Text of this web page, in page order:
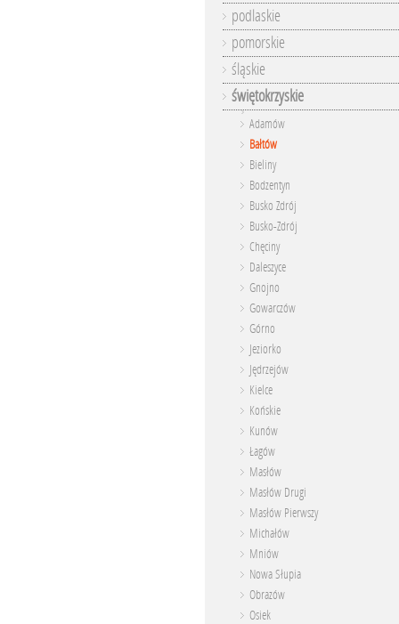
podlaskie
pomorskie
śląskie
świętokrzyskie
Adamów
Bałtów
Bieliny
Bodzentyn
Busko Zdrój
Busko-Zdrój
Chęciny
Daleszyce
Gnojno
Gowarczów
Górno
Jeziorko
Jędrzejów
Kielce
Końskie
Kunów
Łagów
Masłów
Masłów Drugi
Masłów Pierwszy
Michałów
Mniów
Nowa Słupia
Obrazów
Osiek